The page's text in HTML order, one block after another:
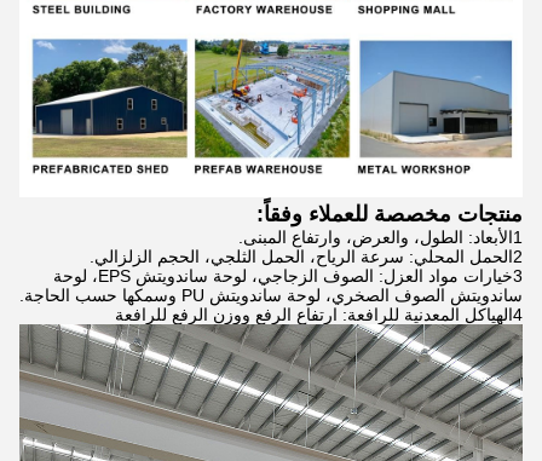
منتجات مخصصة للعملاء وفقاً:
1الأبعاد: الطول، والعرض، وارتفاع المبنى.
2الحمل المحلي: سرعة الرياح، الحمل الثلجي، الحجم الزلزالي.
3خيارات مواد العزل: الصوف الزجاجي، لوحة ساندويتش EPS، لوحة
ساندويتش الصوف الصخري، لوحة ساندويتش PU وسمكها حسب الحاجة.
4الهياكل المعدنية للرافعة: ارتفاع الرفع ووزن الرفع للرافعة